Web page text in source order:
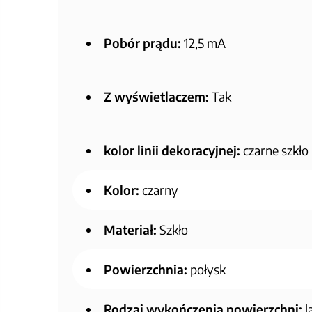
Pobór prądu: 12,5 mA
Z wyświetlaczem: Tak
kolor linii dekoracyjnej: czarne szkło
Kolor: czarny
Materiał: Szkło
Powierzchnia: połysk